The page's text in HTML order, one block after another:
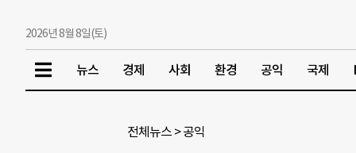
2026년 8월 8일(토)
뉴스 경제 사회 환경 공익 국제
전체뉴스 >공익